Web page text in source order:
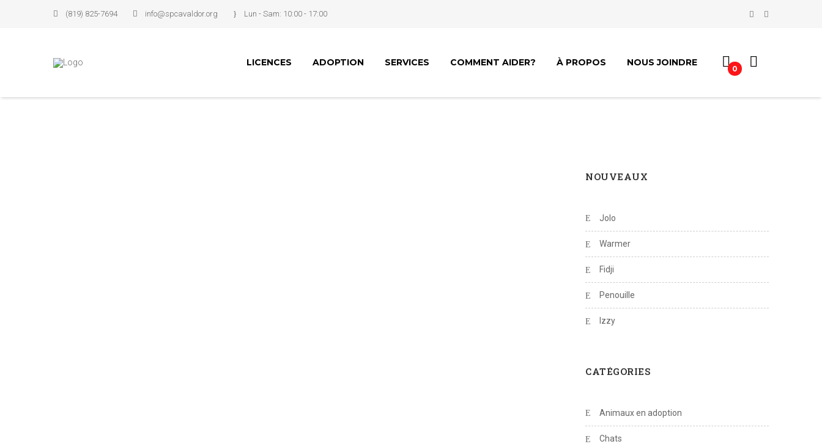
(819) 825-7694 info@spcavaldor.org Lun - Sam: 10:00 - 17:00
LICENCES ADOPTION SERVICES COMMENT AIDER? À PROPOS NOUS JOINDRE
0
NOUVEAUX
Jolo
Warmer
Fidji
Penouille
Izzy
CATÉGORIES
Animaux en adoption
Chats